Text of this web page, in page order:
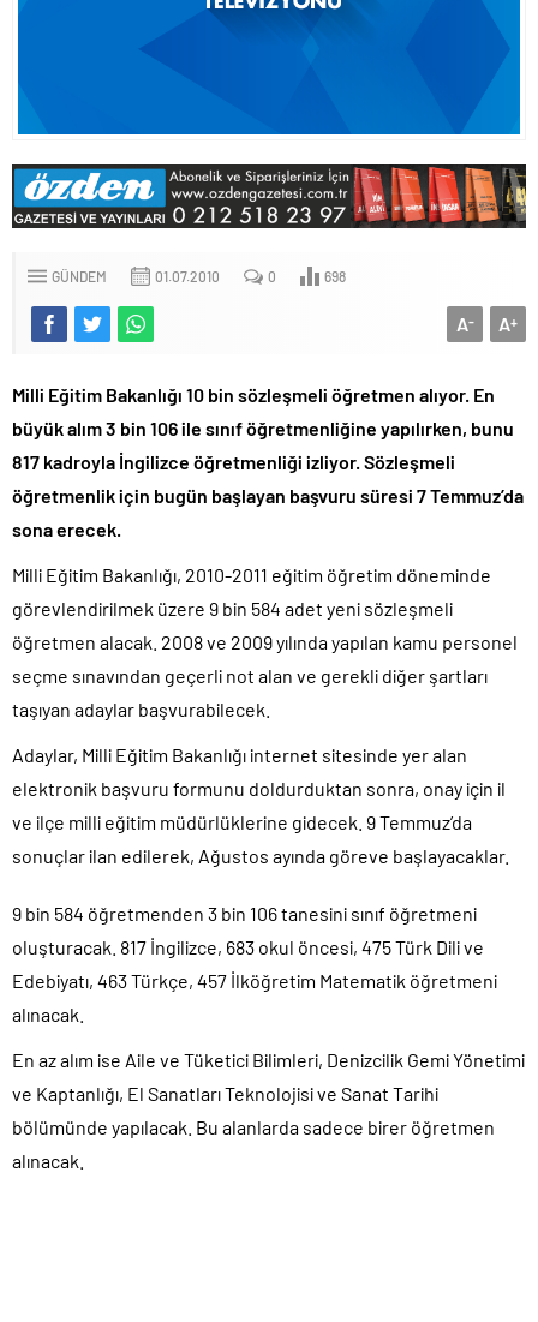
GÜNDEM 01.07.2010 0 698
A+
A-
Milli Eğitim Bakanlığı 10 bin sözleşmeli öğretmen alıyor. En
büyük alım 3 bin 106 ile sınıf öğretmenliğine yapılırken, bunu
817 kadroyla İngilizce öğretmenliği izliyor. Sözleşmeli
öğretmenlik için bugün başlayan başvuru süresi 7 Temmuz’da
sona erecek.
Milli Eğitim Bakanlığı, 2010-2011 eğitim öğretim döneminde
görevlendirilmek üzere 9 bin 584 adet yeni sözleşmeli
öğretmen alacak. 2008 ve 2009 yılında yapılan kamu personel
seçme sınavından geçerli not alan ve gerekli diğer şartları
taşıyan adaylar başvurabilecek.
Adaylar, Milli Eğitim Bakanlığı internet sitesinde yer alan
elektronik başvuru formunu doldurduktan sonra, onay için il
ve ilçe milli eğitim müdürlüklerine gidecek. 9 Temmuz’da
sonuçlar ilan edilerek, Ağustos ayında göreve başlayacaklar.
9 bin 584 öğretmenden 3 bin 106 tanesini sınıf öğretmeni
oluşturacak. 817 İngilizce, 683 okul öncesi, 475 Türk Dili ve
Edebiyatı, 463 Türkçe, 457 İlköğretim Matematik öğretmeni
alınacak.
En az alım ise Aile ve Tüketici Bilimleri, Denizcilik Gemi Yönetimi
ve Kaptanlığı, El Sanatları Teknolojisi ve Sanat Tarihi
bölümünde yapılacak. Bu alanlarda sadece birer öğretmen
alınacak.